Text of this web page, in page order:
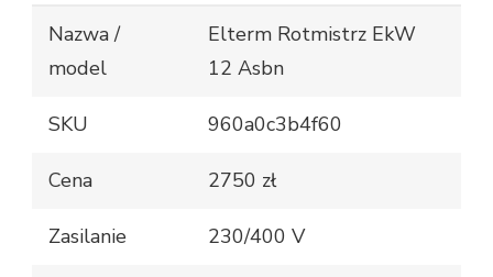
Nazwa /
model
Elterm Rotmistrz EkW
12 Asbn
SKU 960a0c3b4f60
Cena 2750 zł
Zasilanie 230/400 V